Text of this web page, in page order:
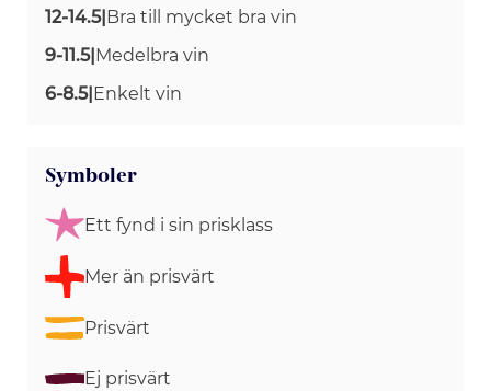
12-14.5|Bra till mycket bra vin
9-11.5|Medelbra vin
6-8.5|Enkelt vin
Symboler
Ett fynd i sin prisklass
Mer än prisvärt
Prisvärt
Ej prisvärt